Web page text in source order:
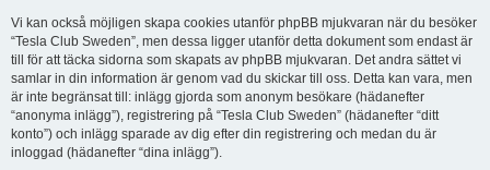
Vi kan också möjligen skapa cookies utanför phpBB mjukvaran när du besöker
“Tesla Club Sweden”, men dessa ligger utanför detta dokument som endast är
till för att täcka sidorna som skapats av phpBB mjukvaran. Det andra sättet vi
samlar in din information är genom vad du skickar till oss. Detta kan vara, men
är inte begränsat till: inlägg gjorda som anonym besökare (hädanefter
“anonyma inlägg”), registrering på “Tesla Club Sweden” (hädanefter “ditt
konto”) och inlägg sparade av dig efter din registrering och medan du är
inloggad (hädanefter “dina inlägg”).